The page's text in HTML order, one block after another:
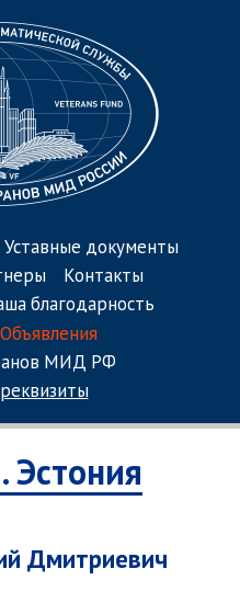
Уставные документы
Контакты
благодарность
Объявления
МИД РФ
Эстония
Дмитриевич